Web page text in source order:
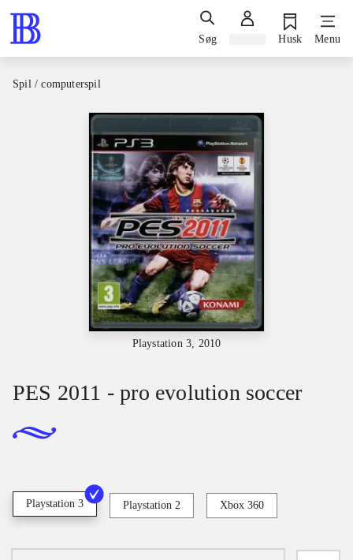
Søg Husk Menu
Spil / computerspil
Playstation 3, 2010
PES 2011 - pro evolution soccer
Playstation 3 Playstation 2 Xbox 360